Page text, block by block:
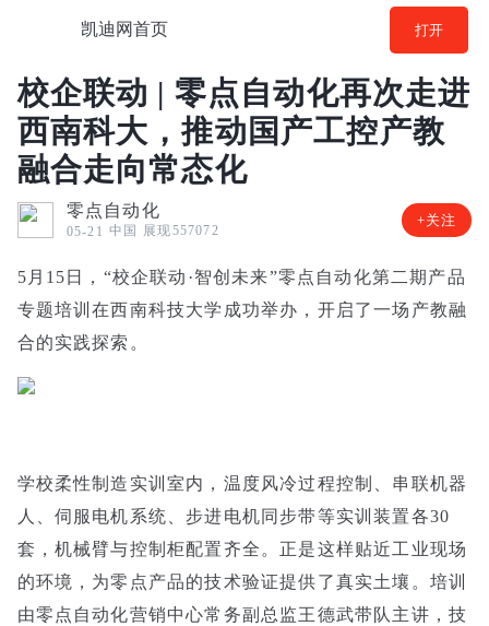
凯迪网首页 打开
校企联动 | 零点自动化再次走进
西南科大，推动国产工控产教
融合走向常态化
零点自动化
05-21 中国 展现557072
+关注
5月15日，“校企联动·智创未来”零点自动化第二期产品
专题培训在西南科技大学成功举办，开启了一场产教融
合的实践探索。
学校柔性制造实训室内，温度风冷过程控制、串联机器
人、伺服电机系统、步进电机同步带等实训装置各30
套，机械臂与控制柜配置齐全。正是这样贴近工业现场
的环境，为零点产品的技术验证提供了真实土壤。培训
由零点自动化营销中心常务副总监王德武带队主讲，技